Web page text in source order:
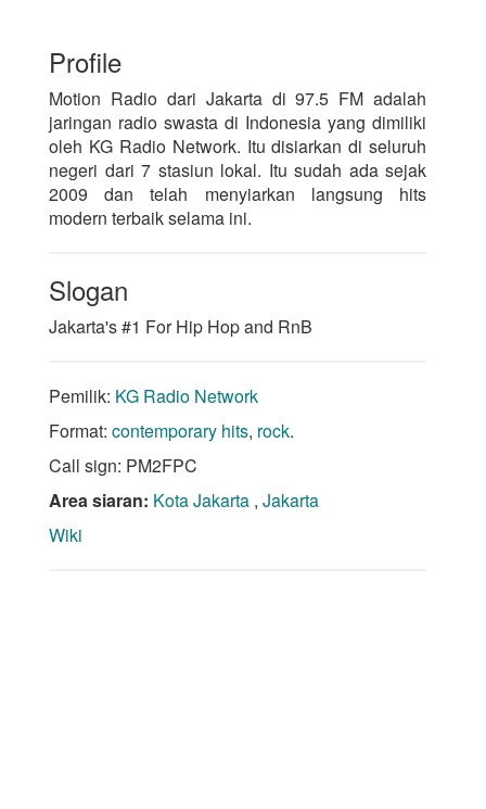
Profile
Motion Radio dari Jakarta di 97.5 FM adalah
jaringan radio swasta di Indonesia yang dimiliki
oleh KG Radio Network. Itu disiarkan di seluruh
negeri dari 7 stasiun lokal. Itu sudah ada sejak
2009 dan telah menyiarkan langsung hits
modern terbaik selama ini.
Slogan
Jakarta's #1 For Hip Hop and RnB
Pemilik: KG Radio Network
Format: contemporary hits, rock.
Call sign: PM2FPC
Area siaran: Kota Jakarta , Jakarta
Wiki